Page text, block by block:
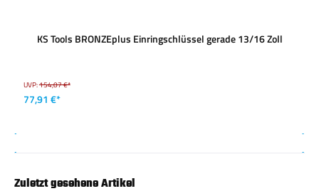
KS Tools BRONZEplus Einringschlüssel gerade 13/16 Zoll
UVP:154,07 €*
77,91 €*
Zuletzt gesehene Artikel